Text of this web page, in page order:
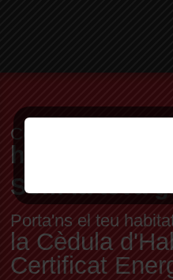
Confia'ns la
habitatge.
Som la teva
Porta'ns el teu
la Cèdula
Certificat